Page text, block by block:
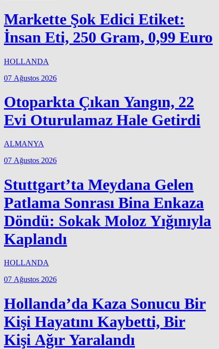
Markette Şok Edici Etiket:
İnsan Eti, 250 Gram, 0,99 Euro
HOLLANDA
07 Ağustos 2026
Otoparkta Çıkan Yangın, 22
Evi Oturulamaz Hale Getirdi
ALMANYA
07 Ağustos 2026
Stuttgart’ta Meydana Gelen
Patlama Sonrası Bina Enkaza
Döndü: Sokak Moloz Yığınıyla
Kaplandı
HOLLANDA
07 Ağustos 2026
Hollanda’da Kaza Sonucu Bir
Kişi Hayatını Kaybetti, Bir
Kişi Ağır Yaralandı